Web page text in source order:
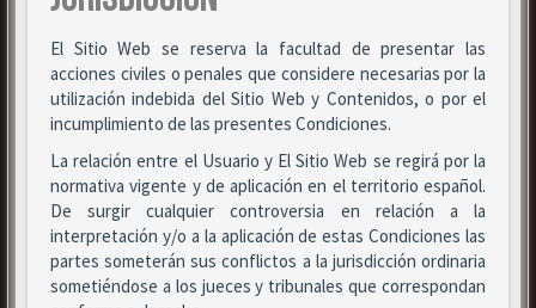
El Sitio Web se reserva la facultad de presentar las
acciones civiles o penales que considere necesarias por la
utilización indebida del Sitio Web y Contenidos, o por el
incumplimiento de las presentes Condiciones.
La relación entre el Usuario y El Sitio Web se regirá por la
normativa vigente y de aplicación en el territorio español.
De surgir cualquier controversia en relación a la
interpretación y/o a la aplicación de estas Condiciones las
partes someterán sus conflictos a la jurisdicción ordinaria
sometiéndose a los jueces y tribunales que correspondan